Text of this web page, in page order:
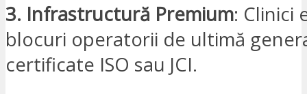
3. Infrastructură Premium: Clinici
blocuri operatorii de ultimă
certificate ISO sau JCI.